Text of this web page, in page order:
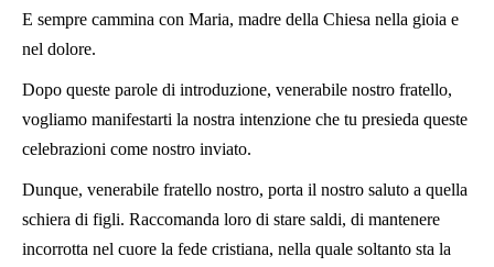
E sempre cammina con Maria, madre della Chiesa nella gioia e
nel dolore.
Dopo queste parole di introduzione, venerabile nostro fratello,
vogliamo manifestarti la nostra intenzione che tu presieda queste
celebrazioni come nostro inviato.
Dunque, venerabile fratello nostro, porta il nostro saluto a quella
schiera di figli. Raccomanda loro di stare saldi, di mantenere
incorrotta nel cuore la fede cristiana, nella quale soltanto sta la